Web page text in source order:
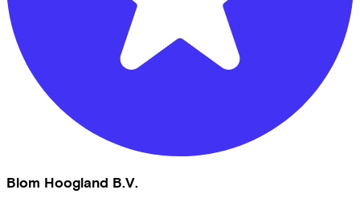
Blom Hoogland B.V.